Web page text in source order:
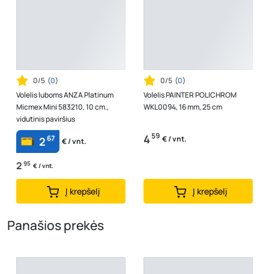
0/5 (0)
Volelis luboms ANZA Platinum
Micmex Mini 583210, 10 cm.,
vidutinis paviršius
267 € / vnt.
2 95 € / vnt.
Į krepšelį
0/5 (0)
Volelis PAINTER POLICHROM
WKL0094, 16 mm, 25 cm
459 € / vnt.
Į krepšelį
Panašios prekės